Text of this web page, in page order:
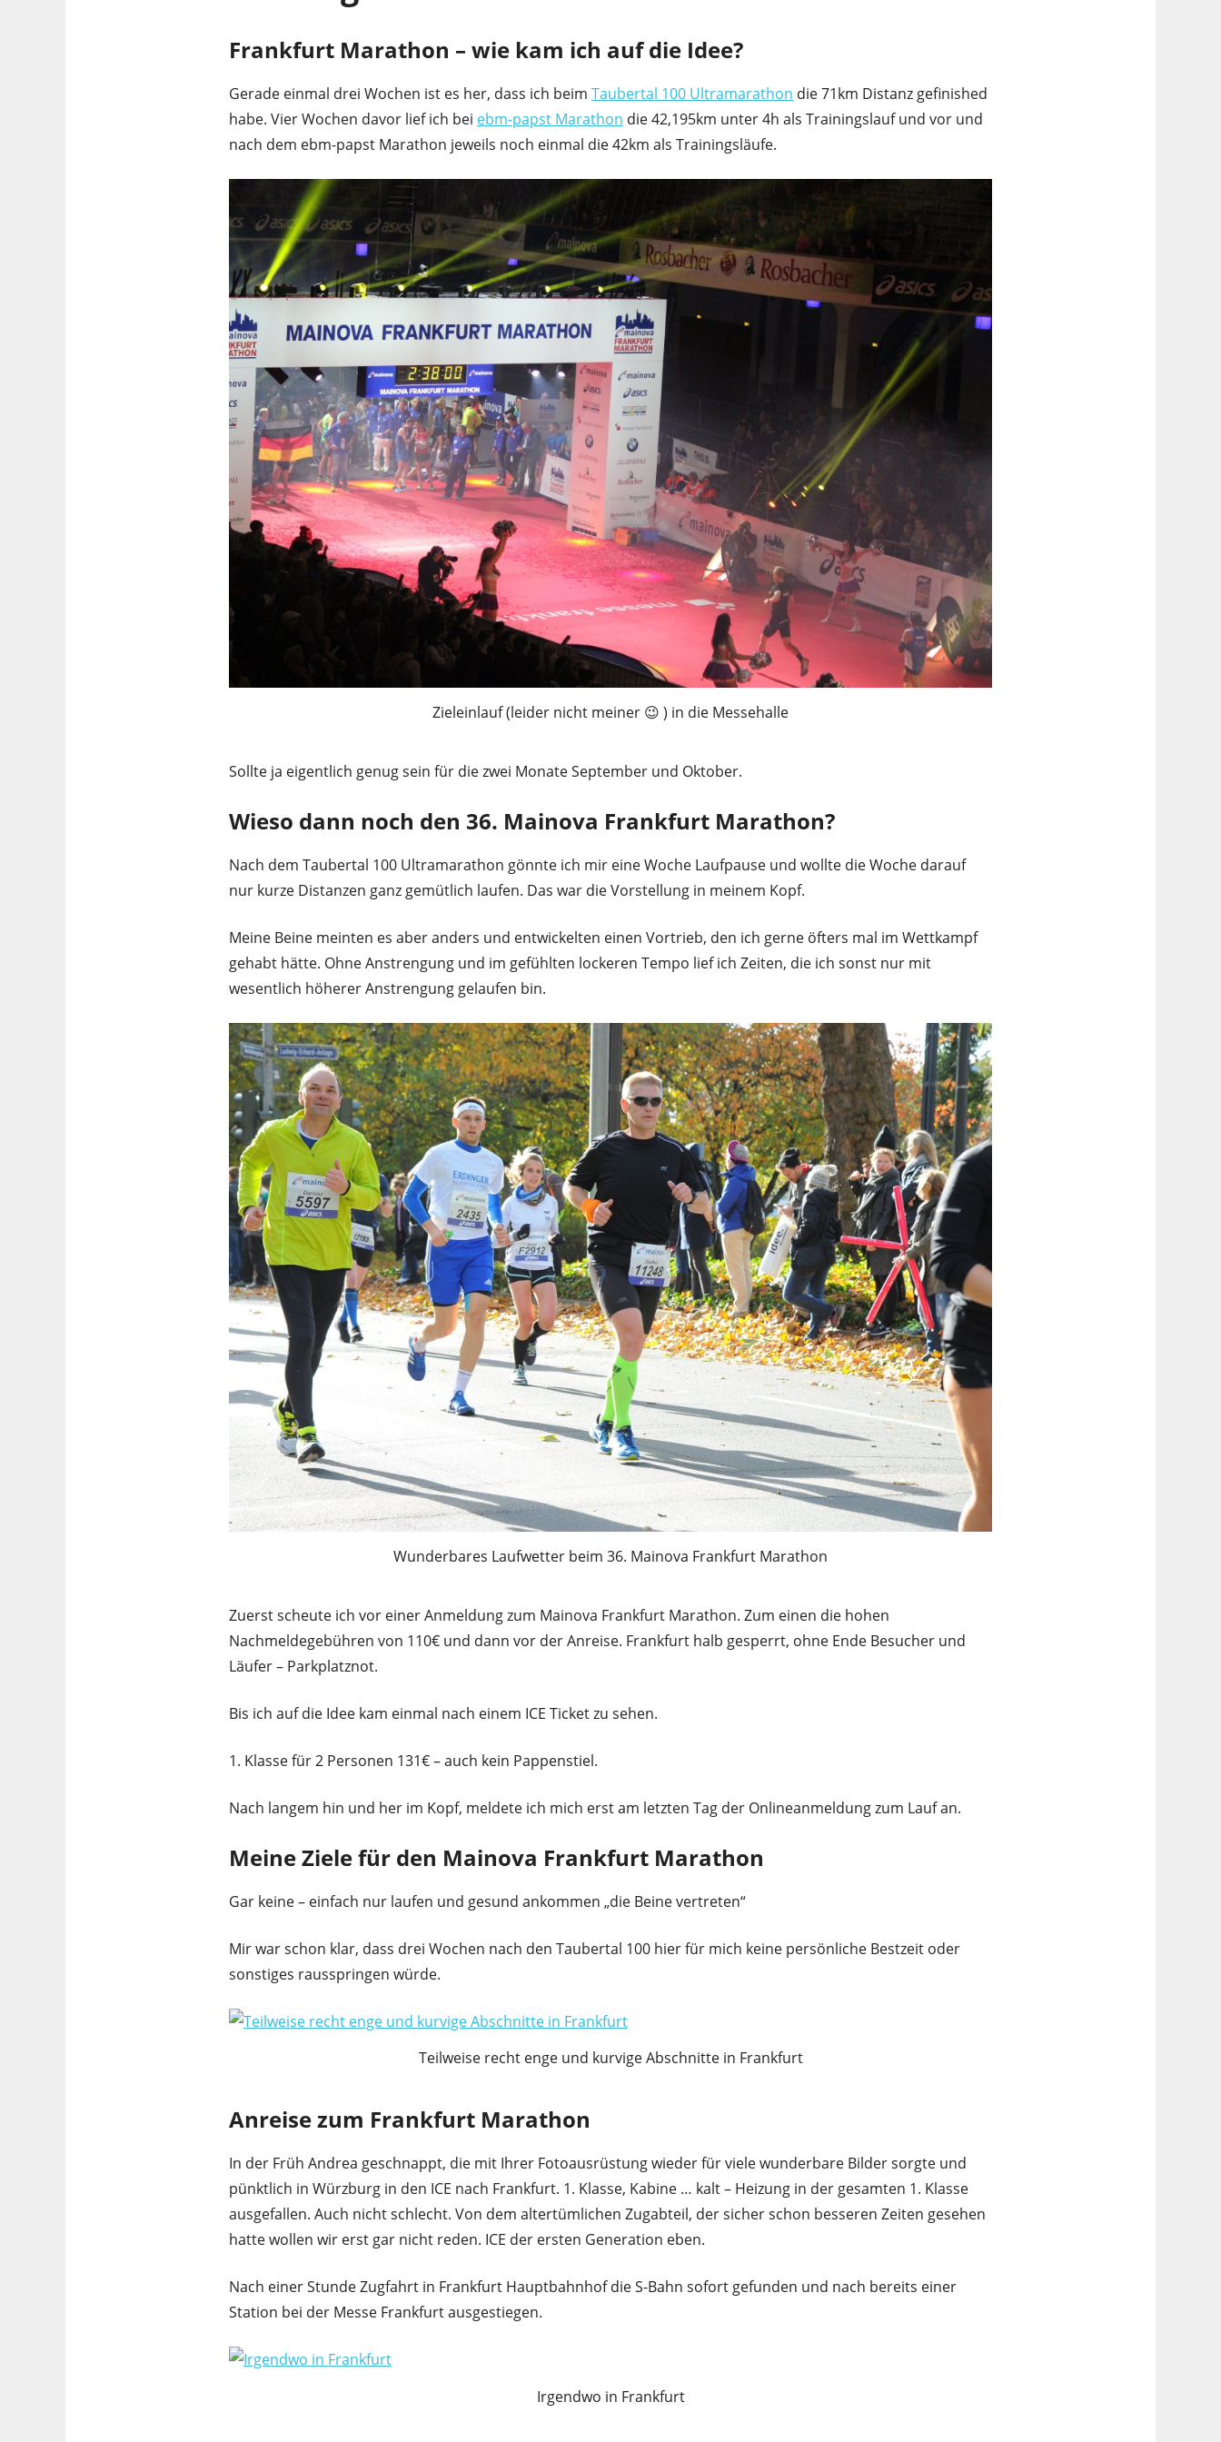
Frankfurt Marathon – wie kam ich auf die Idee?
Gerade einmal drei Wochen ist es her, dass ich beim Taubertal 100 Ultramarathon die 71km Distanz gefinished
habe. Vier Wochen davor lief ich bei ebm-papst Marathon die 42,195km unter 4h als Trainingslauf und vor und
nach dem ebm-papst Marathon jeweils noch einmal die 42km als Trainingsläufe.
Zieleinlauf (leider nicht meiner 😉 ) in die Messehalle
Sollte ja eigentlich genug sein für die zwei Monate September und Oktober.
Wieso dann noch den 36. Mainova Frankfurt Marathon?
Nach dem Taubertal 100 Ultramarathon gönnte ich mir eine Woche Laufpause und wollte die Woche darauf
nur kurze Distanzen ganz gemütlich laufen. Das war die Vorstellung in meinem Kopf.
Meine Beine meinten es aber anders und entwickelten einen Vortrieb, den ich gerne öfters mal im Wettkampf
gehabt hätte. Ohne Anstrengung und im gefühlten lockeren Tempo lief ich Zeiten, die ich sonst nur mit
wesentlich höherer Anstrengung gelaufen bin.
Wunderbares Laufwetter beim 36. Mainova Frankfurt Marathon
Zuerst scheute ich vor einer Anmeldung zum Mainova Frankfurt Marathon. Zum einen die hohen
Nachmeldegebühren von 110€ und dann vor der Anreise. Frankfurt halb gesperrt, ohne Ende Besucher und
Läufer – Parkplatznot.
Bis ich auf die Idee kam einmal nach einem ICE Ticket zu sehen.
1. Klasse für 2 Personen 131€ – auch kein Pappenstiel.
Nach langem hin und her im Kopf, meldete ich mich erst am letzten Tag der Onlineanmeldung zum Lauf an.
Meine Ziele für den Mainova Frankfurt Marathon
Gar keine – einfach nur laufen und gesund ankommen „die Beine vertreten“
Mir war schon klar, dass drei Wochen nach den Taubertal 100 hier für mich keine persönliche Bestzeit oder
sonstiges rausspringen würde.
Teilweise recht enge und kurvige Abschnitte in Frankfurt
Anreise zum Frankfurt Marathon
In der Früh Andrea geschnappt, die mit Ihrer Fotoausrüstung wieder für viele wunderbare Bilder sorgte und
pünktlich in Würzburg in den ICE nach Frankfurt. 1. Klasse, Kabine … kalt – Heizung in der gesamten 1. Klasse
ausgefallen. Auch nicht schlecht. Von dem altertümlichen Zugabteil, der sicher schon besseren Zeiten gesehen
hatte wollen wir erst gar nicht reden. ICE der ersten Generation eben.
Nach einer Stunde Zugfahrt in Frankfurt Hauptbahnhof die S-Bahn sofort gefunden und nach bereits einer
Station bei der Messe Frankfurt ausgestiegen.
Irgendwo in Frankfurt